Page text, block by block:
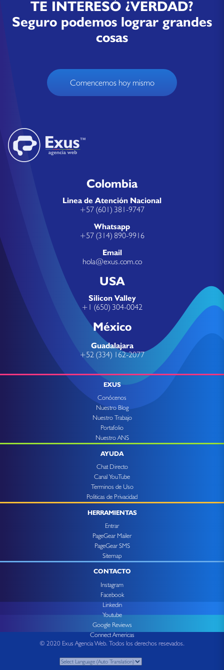
TE INTERESÓ ¿VERDAD?
Seguro podemos lograr grandes
cosas
Comencemos hoy mismo
Colombia
Linea de Atención Nacional
+57 (601) 381-9747
Whatsapp
+57 (314) 890-9916
Email
hola@exus.com.co
USA
Silicon Valley
+1 (650) 304-0042
México
Guadalajara
+52 (334) 162-2077
EXUS
Conócenos
Nuestro Blog
Nuestro Trabajo
Portafolio
Nuestro ANS
AYUDA
Chat Directo
Canal YouTube
Terminos de Uso
Politicas de Privacidad
HERRAMIENTAS
Entrar
PageGear Mailer
PageGear SMS
Sitemap
CONTACTO
Instagram
Facebook
Linkedin
Youtube
Google Reviews
Connect Americas
© 2020 Exus Agencia Web. Todos los derechos resevados.